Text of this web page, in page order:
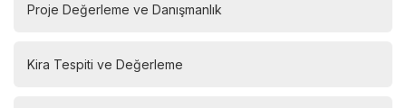
Proje Değerleme ve Danışmanlık
Kira Tespiti ve Değerleme